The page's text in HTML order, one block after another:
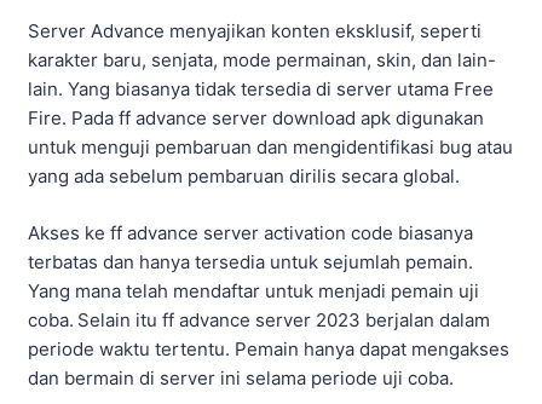
Server Advance menyajikan konten eksklusif, seperti
karakter baru, senjata, mode permainan, skin, dan lain-
lain. Yang biasanya tidak tersedia di server utama Free
Fire. Pada ff advance server download apk digunakan
untuk menguji pembaruan dan mengidentifikasi bug atau
yang ada sebelum pembaruan dirilis secara global.
Akses ke ff advance server activation code biasanya
terbatas dan hanya tersedia untuk sejumlah pemain.
Yang mana telah mendaftar untuk menjadi pemain uji
coba. Selain itu ff advance server 2023 berjalan dalam
periode waktu tertentu. Pemain hanya dapat mengakses
dan bermain di server ini selama periode uji coba.